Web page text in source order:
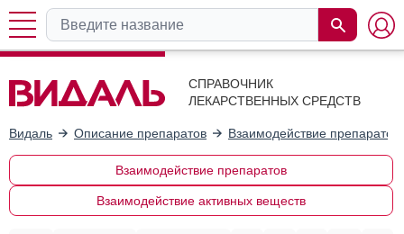
СПРАВОЧНИК
ЛЕКАРСТВЕННЫХ СРЕДСТВ
Видаль Описание препаратов Взаимодействие препаратов
Взаимодействие препаратов
Взаимодействие активных веществ